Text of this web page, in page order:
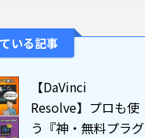
いる記事
【DaVinci
Resolve】プロも使
う『神・無料プラグ